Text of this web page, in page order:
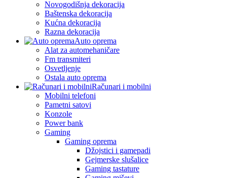
Novogodišnja dekoracija
Baštenska dekoracija
Kućna dekoracija
Razna dekoracija
Auto oprema
Alat za automehaničare
Fm transmiteri
Osvetljenje
Ostala auto oprema
Računari i mobilni
Mobilni telefoni
Pametni satovi
Konzole
Power bank
Gaming
Gaming oprema
Džojstici i gamepadi
Gejmerske slušalice
Gaming tastature